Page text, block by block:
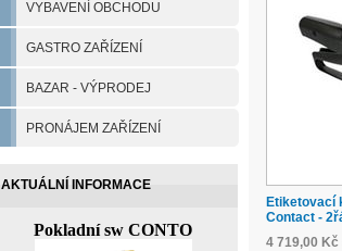
VYBAVENÍ OBCHODU
GASTRO ZAŘÍZENÍ
BAZAR - VÝPRODEJ
PRONÁJEM ZAŘÍZENÍ
AKTUÁLNÍ INFORMACE
Pokladní sw CONTO
Etiketovací
Contact -
4 719,00 Kč